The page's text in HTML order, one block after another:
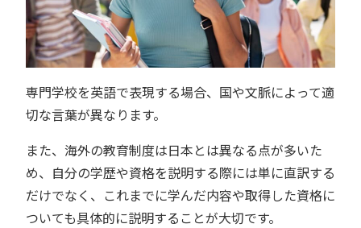
専門学校を英語で表現する場合、国や文脈によって適
切な言葉が異なります。
また、海外の教育制度は日本とは異なる点が多いた
め、自分の学歴や資格を説明する際には単に直訳する
だけでなく、これまでに学んだ内容や取得した資格に
ついても具体的に説明することが大切です。